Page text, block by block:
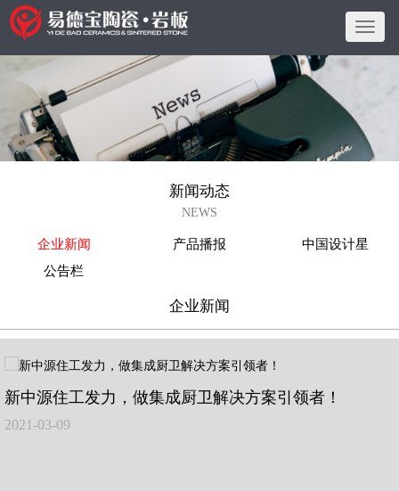
下
菜
新闻动态
NEWS
企业新闻 产品播报
中国设计星
公告栏
企业新闻
新中源住工发力，做集成厨卫解决方案引领者！
2021-03-09